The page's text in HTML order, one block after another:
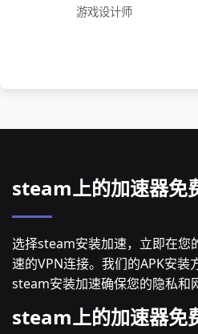
游戏设计师
steam上的加速器免
选择steam安装加速，立即在您
速的VPN连接。我们的APK安装
steam安装加速确保您的隐私和
steam上的加速器免